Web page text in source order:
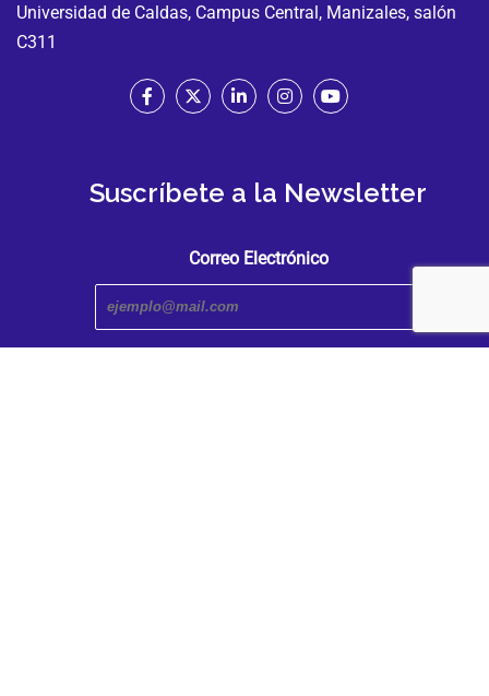
Universidad de Caldas, Campus Central, Manizales, salón
C311
Suscríbete a la Newsletter
Correo Electrónico